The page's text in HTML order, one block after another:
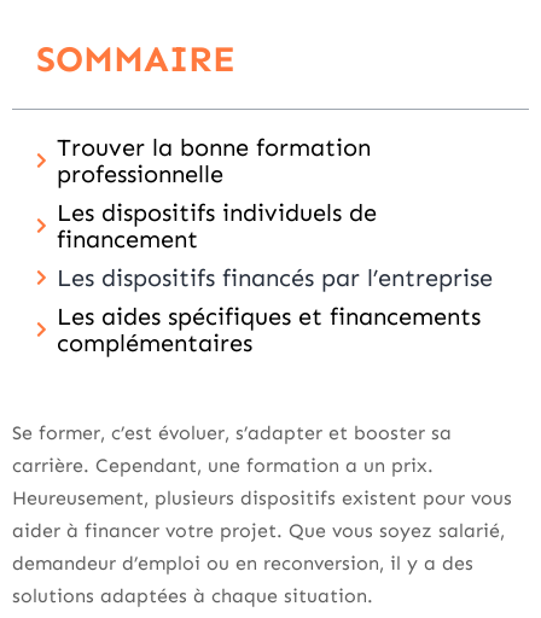
SOMMAIRE
Trouver la bonne formation
professionnelle
Les dispositifs individuels de
financement
Les dispositifs financés par l’entreprise
Les aides spécifiques et financements
complémentaires
Se former, c’est évoluer, s’adapter et booster sa
carrière. Cependant, une formation a un prix.
Heureusement, plusieurs dispositifs existent pour vous
aider à financer votre projet. Que vous soyez salarié,
demandeur d’emploi ou en reconversion, il y a des
solutions adaptées à chaque situation.